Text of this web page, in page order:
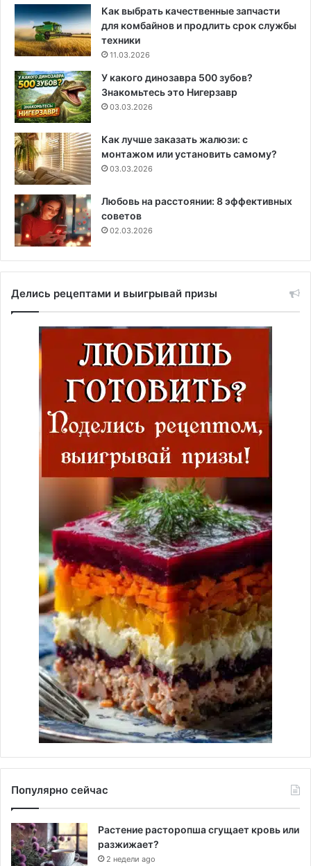
Как выбрать качественные запчасти
для комбайнов и продлить срок службы
техники
11.03.2026
У какого динозавра 500 зубов?
Знакомьтесь это Нигерзавр
03.03.2026
Как лучше заказать жалюзи: с
монтажом или установить самому?
03.03.2026
Любовь на расстоянии: 8 эффективных
советов
02.03.2026
Делись рецептами и выигрывай призы
Популярно сейчас
Растение расторопша сгущает кровь или
разжижает?
2 недели ago